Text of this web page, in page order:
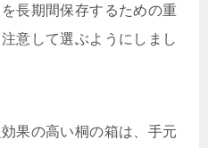
長期間保存するための重
意して選ぶようにしまし
果の高い桐の箱は、手元